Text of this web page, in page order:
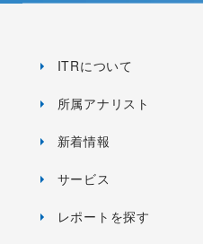
ITRについて
所属アナリスト
新着情報
サービス
レポートを探す